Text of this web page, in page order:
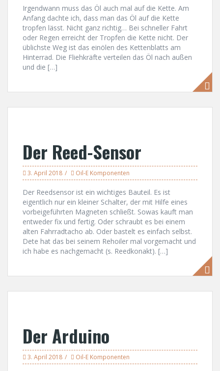
Irgendwann muss das Öl auch mal auf die Kette. Am
Anfang dachte ich, dass man das Öl auf die Kette
tropfen lässt. Nicht ganz richtig… Bei schneller Fahrt
oder Regen erreicht der Tropfen die Kette nicht. Der
üblichste Weg ist das einölen des Kettenblatts am
Hinterrad. Die Fliehkräfte verteilen das Öl nach außen
und die […]
Der Reed-Sensor
3. April 2018 Oil-E Komponenten
Der Reedsensor ist ein wichtiges Bauteil. Es ist
eigentlich nur ein kleiner Schalter, der mit Hilfe eines
vorbeigeführten Magneten schließt. Sowas kauft man
entweder fix und fertig. Oder schraubt es bei einem
alten Fahrradtacho ab. Oder bastelt es einfach selbst.
Dete hat das bei seinem Rehoiler mal vorgemacht und
ich habe es nachgemacht (s. Reedkonakt). […]
Der Arduino
3. April 2018 Oil-E Komponenten